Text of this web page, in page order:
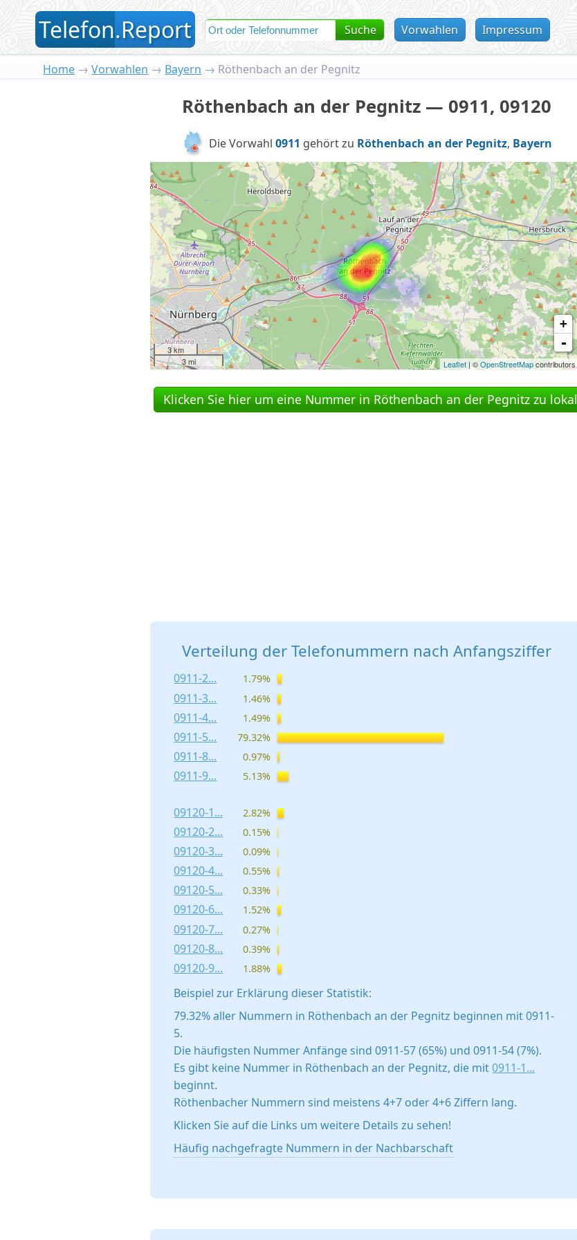
Telefon.Report Suche Vorwahlen Impressum
Home →Vorwahlen → Bayern → Röthenbach an der Pegnitz
Röthenbach an der Pegnitz — 0911, 09120
Die Vorwahl 0911 gehört zu Röthenbach an der Pegnitz, Bayern
3 km
3 mi
+
-
Leaflet | ©OpenStreetMapcontributors
Klicken Sie hier um eine Nummer in Röthenbach an der Pegnitz zu
Verteilung der Telefonummern nach Anfangsziffer
0911-2... 1.79%
0911-3... 1.46%
0911-4... 1.49%
0911-5... 79.32%
0911-8... 0.97%
0911-9... 5.13%
09120-1... 2.82%
09120-2... 0.15%
09120-3... 0.09%
09120-4... 0.55%
09120-5... 0.33%
09120-6... 1.52%
09120-7... 0.27%
09120-8... 0.39%
09120-9... 1.88%
Beispiel zur Erklärung dieser Statistik:
79.32% aller Nummern in Röthenbach an der Pegnitz beginnen mit 0911-
5.
Die häufigsten Nummer Anfänge sind 0911-57 (65%) und 0911-54 (7%).
Es gibt keine Nummer in Röthenbach an der Pegnitz, die mit0911-1...
beginnt.
Röthenbacher Nummern sind meistens 4+7 oder 4+6 Ziffern lang.
Klicken Sie auf die Links um weitere Details zu sehen!
Häufig nachgefragte Nummern in der Nachbarschaft